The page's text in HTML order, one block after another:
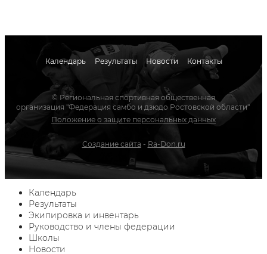
Календарь Результаты Новости Контакты
© Региональная спортивная общественная
организация "Федерация самбо и дзюдо Ростовской области"
Положение о защите персональных данных
Создание сайта - Ra-Don.ru
Календарь
Результаты
Экипировка и инвентарь
Руководство и члены федерации
Школы
Новости